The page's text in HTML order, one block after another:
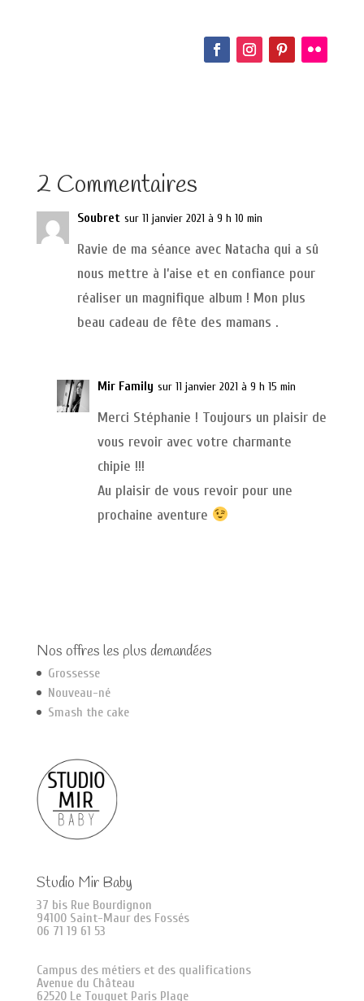
2 Commentaires
Soubret sur 11 janvier 2021 à 9 h 10 min
Ravie de ma séance avec Natacha qui a sû
nous mettre à l’aise et en confiance pour
réaliser un magnifique album ! Mon plus
beau cadeau de fête des mamans .
Mir Family sur 11 janvier 2021 à 9 h 15 min
Merci Stéphanie ! Toujours un plaisir de
vous revoir avec votre charmante
chipie !!!
Au plaisir de vous revoir pour une
prochaine aventure
Nos offres les plus demandées
Grossesse
Nouveau-né
Smash the cake
Studio Mir Baby
37 bis Rue Bourdignon
94100 Saint-Maur des Fossés
06 71 19 61 53
Campus des métiers et des qualifications
Avenue du Château
62520 Le Touquet Paris Plage